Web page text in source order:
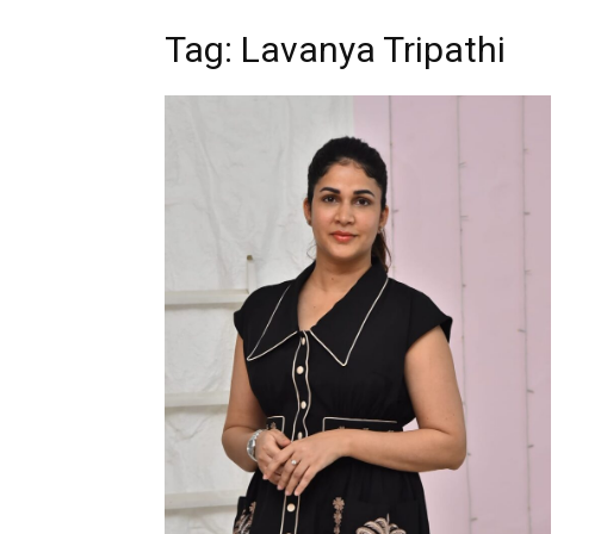
Tag: Lavanya Tripathi